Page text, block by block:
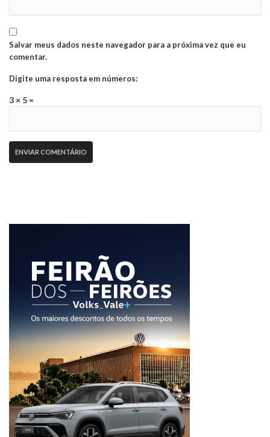
Salvar meus dados neste navegador para a próxima vez que eu
comentar.
Digite uma resposta em números:
3 × 5 =